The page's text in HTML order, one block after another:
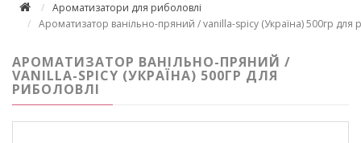
Ароматизатори для риболовлі
Ароматизатор ванільно-пряний / vanilla-spicy (Україна) 500гр для
АРОМАТИЗАТОР ВАНІЛЬНО-ПРЯНИЙ /
VANILLA-SPICY (УКРАЇНА) 500ГР ДЛЯ
РИБОЛОВЛІ